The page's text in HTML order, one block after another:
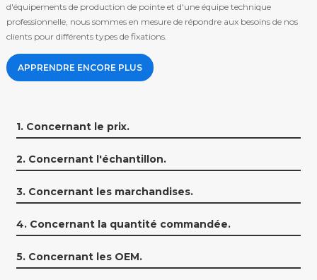
d'équipements de production de pointe et d'une équipe technique
professionnelle, nous sommes en mesure de répondre aux besoins de nos
clients pour différents types de fixations.
APPRENDRE ENCORE PLUS
1. Concernant le prix.
2. Concernant l'échantillon.
3. Concernant les marchandises.
4. Concernant la quantité commandée.
5. Concernant les OEM.